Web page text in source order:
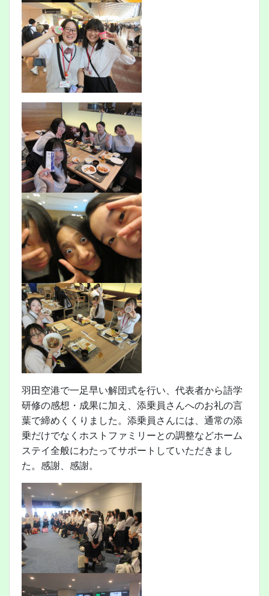
羽田空港で一足早い解団式を行い、代表者から語学
研修の感想・成果に加え、添乗員さんへのお礼の言
葉で締めくくりました。添乗員さんには、通常の添
乗だけでなくホストファミリーとの調整などホーム
ステイ全般にわたってサポートしていただきまし
た。感謝、感謝。